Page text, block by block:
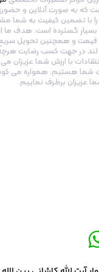
که به صورت آنلاین و
با تضمین کیفیت به شما
گسترده است. هدف ما
و همچنین تحویل
در جهت کسب رضایت هرچه
با ارزش شما عزیزان
شما هستیم. همواره می
عزیزان برطرف نماییم.